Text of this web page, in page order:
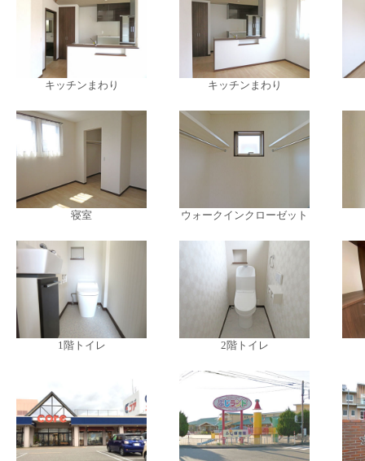
キッチンまわり キッチンまわり
寝室 ウォークインクローゼット
1階トイレ 2階トイレ